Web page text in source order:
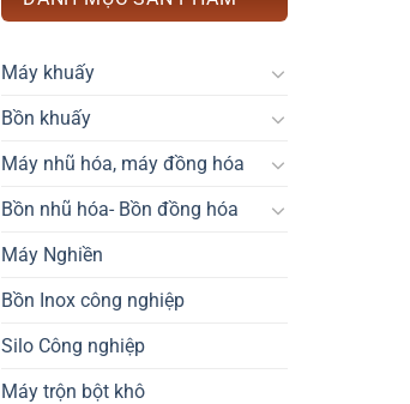
Máy khuấy
Bồn khuấy
Máy nhũ hóa, máy đồng hóa
Bồn nhũ hóa- Bồn đồng hóa
Máy Nghiền
Bồn Inox công nghiệp
Silo Công nghiệp
Máy trộn bột khô